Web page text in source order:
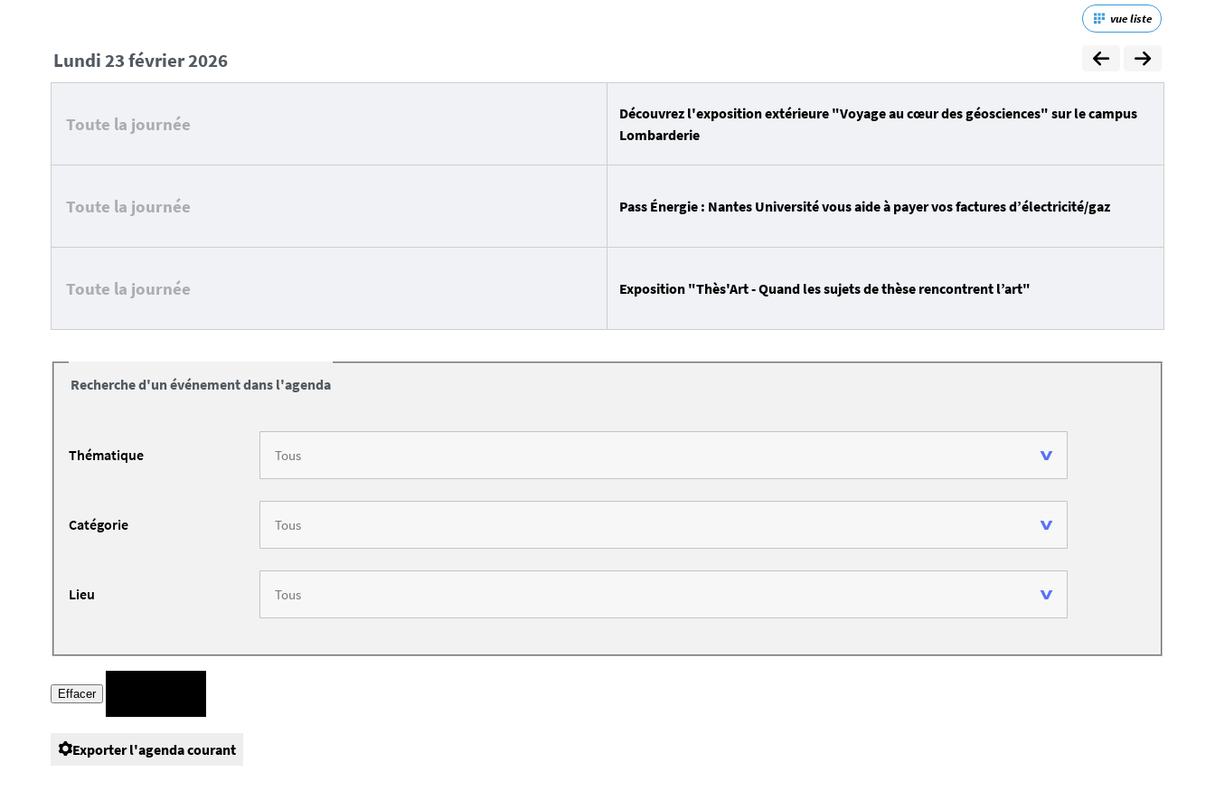
vue liste
lundi 23 février 2026
Toute la journée
Découvrez l'exposition extérieure "Voyage au cœur des géosciences" sur le campus
Lombarderie
Toute la journée Pass Énergie : Nantes Université vous aide à payer vos factures d’électricité/gaz
Toute la journée Exposition "Thès'Art - Quand les sujets de thèse rencontrent l’art"
Recherche d'un événement dans l'agenda
Thématique
Catégorie
Lieu
Exporter l'agenda courant